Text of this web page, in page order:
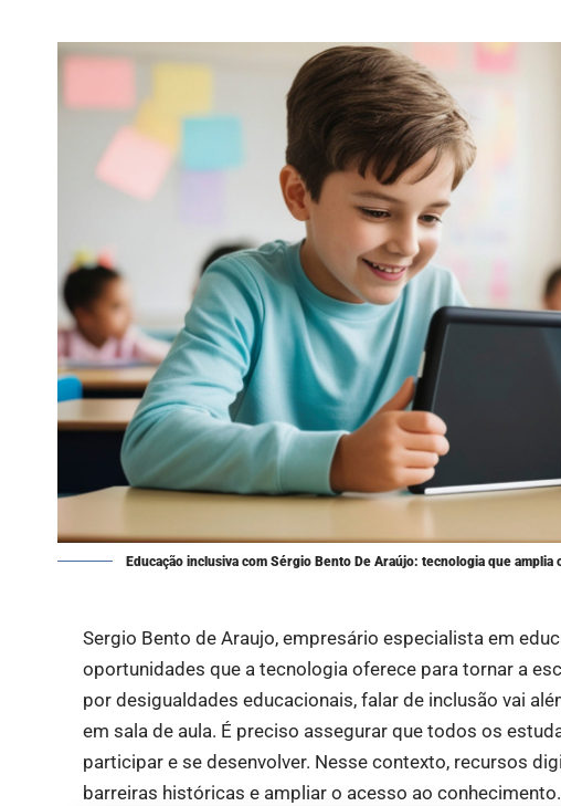
Educação inclusiva com Sérgio Bento De Araújo: tecnologia que amplia
Sergio Bento de Araujo, empresário especialista em
oportunidades que a tecnologia oferece para tornar a
por desigualdades educacionais, falar de inclusão vai
em sala de aula. É preciso assegurar que todos os
participar e se desenvolver. Nesse contexto, recursos
barreiras históricas e ampliar o acesso ao conhecimento.